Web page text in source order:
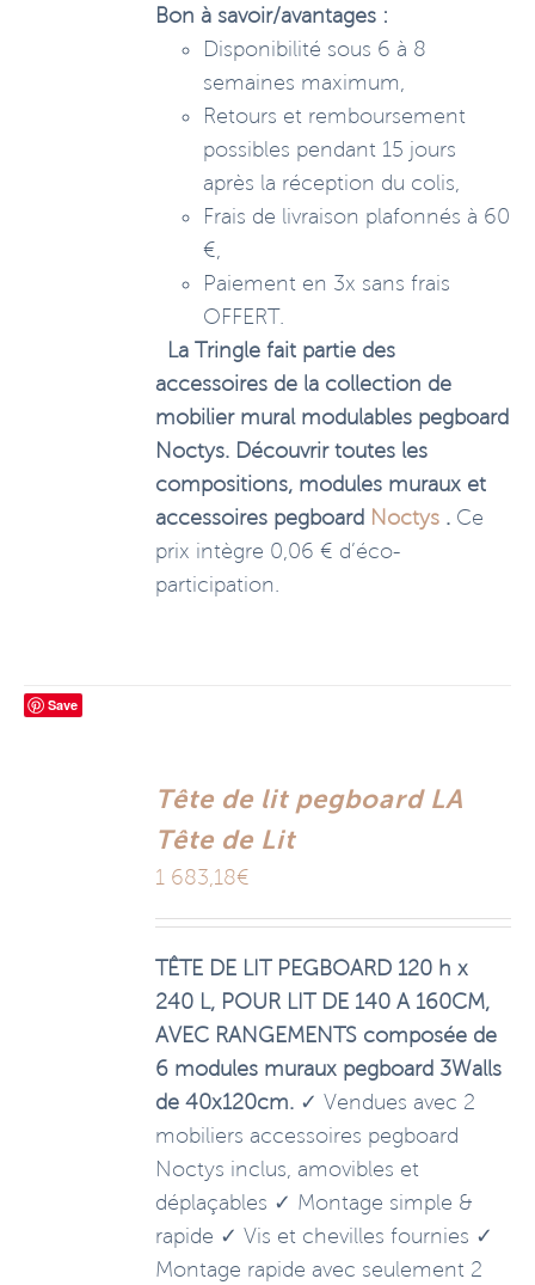
Bon à savoir/avantages :
Disponibilité sous 6 à 8
semaines maximum,
Retours et remboursement
possibles pendant 15 jours
après la réception du colis,
Frais de livraison plafonnés à 60
€,
Paiement en 3x sans frais
OFFERT.
La Tringle fait partie des
accessoires de la collection de
mobilier mural modulables pegboard
Noctys. Découvrir toutes les
compositions, modules muraux et
accessoires pegboard Noctys . Ce
prix intègre 0,06 € d’éco-
participation.
Save
Tête de lit pegboard LA
Tête de Lit
1 683,18€
TÊTE DE LIT PEGBOARD 120 h x
240 L, POUR LIT DE 140 A 160CM,
AVEC RANGEMENTS composée de
6 modules muraux pegboard 3Walls
de 40x120cm. ✓ Vendues avec 2
mobiliers accessoires pegboard
Noctys inclus, amovibles et
déplaçables ✓ Montage simple &
rapide ✓ Vis et chevilles fournies ✓
Montage rapide avec seulement 2